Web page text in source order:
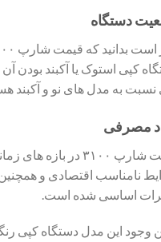
دستگاه
کپی استوک یا آکبند بودن
نسبت به مدل های نو و آکبند
مصرفی
قیمت شارپ ۳۱۰۰
نامناسب اقتصادی و همچنین
اساسی شده است.
وجود این مدل دستگاه کپی